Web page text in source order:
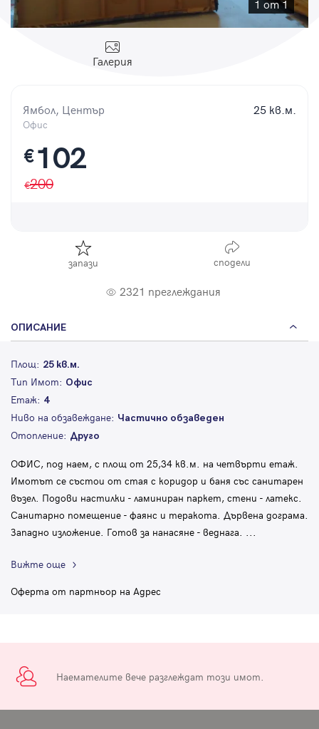
1 от 1
Галерия
Ямбол, Център
Офис
25 кв.м.
€102
200
запази сподели
2321 преглеждания
ОПИСАНИЕ
Площ: 25 кв.м.
Тип Имот: Офис
Етаж: 4
Ниво на обзавеждане: Частично обзаведен
Отопление: Друго
ОФИС, под наем, с площ от 25,34 кв.м. на четвърти етаж.
Имотът се състои от стая с коридор и баня със санитарен
възел. Подови настилки - ламиниран паркет, стени - латекс.
Санитарно помещение - фаянс и теракота. Дървена дограма.
Западно изложение. Готов за нанасяне - веднага. ...
Вижте още
Оферта от партньор на Адрес
Наемателите вече разглеждат този имот.